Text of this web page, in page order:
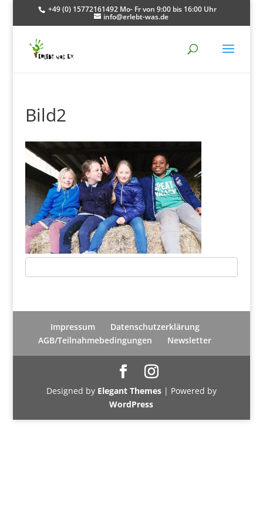
+49 (0) 15772161492 Mo- Fr von 9:00 bis 16:00 Uhr
info@erlebt-was.de
Bild2
Impressum
Datenschutzerklärung
AGB/Teilnahmebedingungen
Newsletter
Designed by Elegant Themes| Powered by
WordPress